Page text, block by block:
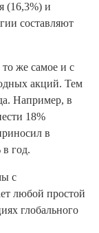
(16,3%) и
составляют
же самое и с
акций. Тем
Например, в
18%
в
год.
с
любой простой
глобального